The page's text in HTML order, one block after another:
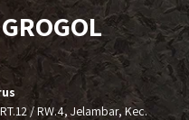
/ RW.4, Jelambar, Kec.